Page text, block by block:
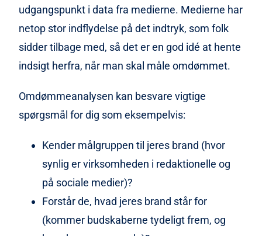
udgangspunkt i data fra medierne. Medierne har
netop stor indflydelse på det indtryk, som folk
sidder tilbage med, så det er en god idé at hente
indsigt herfra, når man skal måle omdømmet.
Omdømmeanalysen kan besvare vigtige
spørgsmål for dig som eksempelvis:
Kender målgruppen til jeres brand (hvor
synlig er virksomheden i redaktionelle og
på sociale medier)?
Forstår de, hvad jeres brand står for
(kommer budskaberne tydeligt frem, og